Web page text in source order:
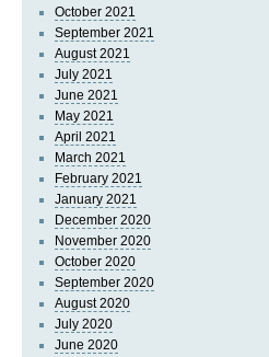
October 2021
September 2021
August 2021
July 2021
June 2021
May 2021
April 2021
March 2021
February 2021
January 2021
December 2020
November 2020
October 2020
September 2020
August 2020
July 2020
June 2020